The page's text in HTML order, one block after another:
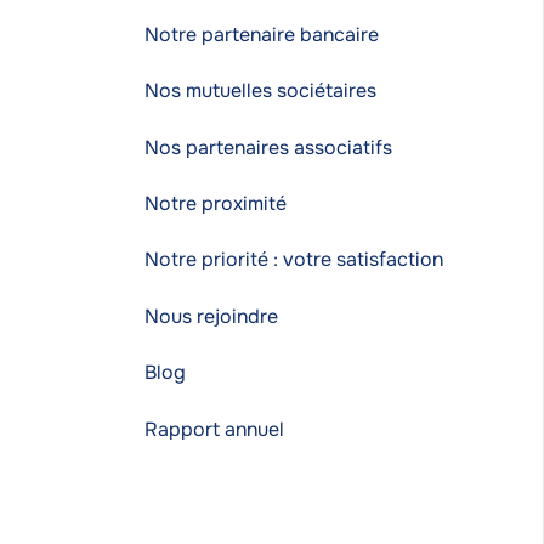
Notre partenaire bancaire
Nos mutuelles sociétaires
Nos partenaires associatifs
Notre proximité
Notre priorité : votre satisfaction
Nous rejoindre
Blog
Rapport annuel